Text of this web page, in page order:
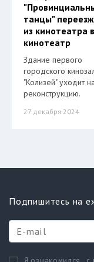
танцы"
из кинотеатра в
кинотеатр
Здание первого
городского
"Колизей" уходит на
реконструкцию.
27 декабря 2024
Подпишитесь на